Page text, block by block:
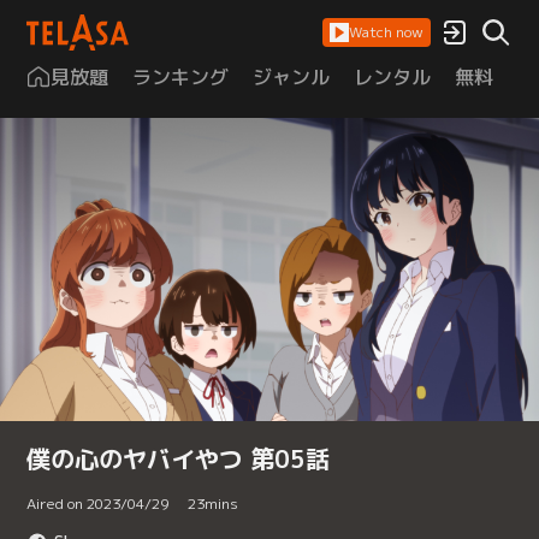
Watch now
見放題 ランキング ジャンル レンタル 無料
僕の心のヤバイやつ 第05話
Aired on 2023/04/29 23mins